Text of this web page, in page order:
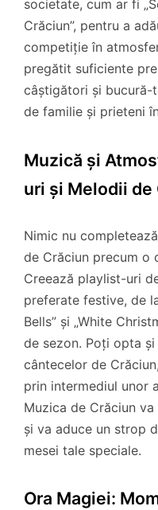
societate, cum ar fi
Crăciun”, pentru a
competiție în
pregătit suficiente
câștigători și bucură-
de familie și prieteni
Muzică și
uri și Melodii de
Nimic nu
de Crăciun precum o
Creează playlist-uri
preferate festive, de
Bells” și „White
de sezon. Poți opta
cântecelor de
prin intermediul unor
Muzica de Crăciun
și va aduce un strop
mesei tale speciale.
Ora Magiei: